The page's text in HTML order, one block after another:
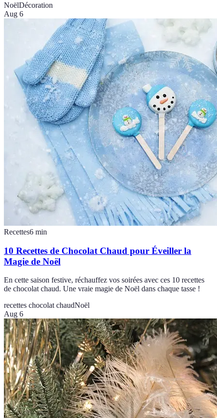
NoëlDécoration
Aug 6
Recettes6 min
10 Recettes de Chocolat Chaud pour Éveiller la
Magie de Noël
En cette saison festive, réchauffez vos soirées avec ces 10 recettes
de chocolat chaud. Une vraie magie de Noël dans chaque tasse !
recettes chocolat chaudNoël
Aug 6